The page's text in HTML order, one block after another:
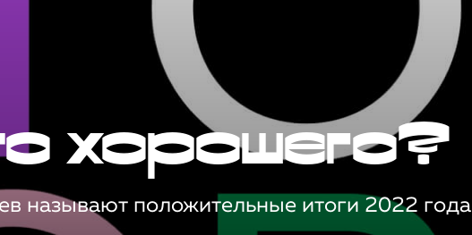
хорошего?
называют положительные итоги 2022 года